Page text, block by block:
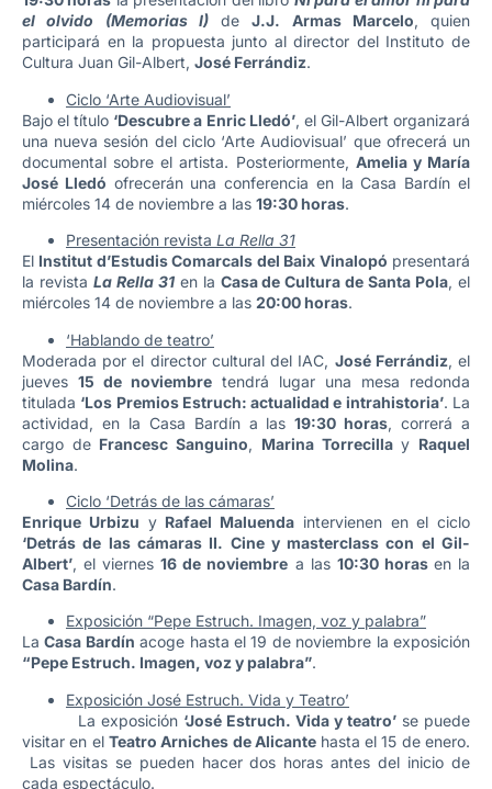
el olvido (Memorias I)deJ.J. Armas Marcelo, quien
participará en la propuesta junto al director del Instituto de
Cultura Juan Gil-Albert, José Ferrándiz.
Ciclo ‘Arte Audiovisual’
Bajo el título ‘Descubre a Enric Lledó’, el Gil-Albert organizará
una nueva sesión del ciclo ‘Arte Audiovisual’ que ofrecerá un
documental sobre el artista. Posteriormente, Amelia y María
José Lledó ofrecerán una conferencia en la Casa Bardín el
miércoles 14 de noviembre a las 19:30 horas.
Presentación revista La Rella 31
El Institut d’Estudis Comarcals del Baix Vinalopó presentará
la revista La Rella 31en la Casa de Cultura de Santa Pola, el
miércoles 14 de noviembre a las 20:00 horas.
‘Hablando de teatro’
Moderada por el director cultural del IAC, José Ferrándiz, el
jueves 15 de noviembre tendrá lugar una mesa redonda
titulada ‘Los Premios Estruch: actualidad e intrahistoria’. La
actividad, en la Casa Bardín a las19:30 horas, correrá a
cargo de Francesc Sanguino, Marina Torrecillay Raquel
Molina.
Ciclo ‘Detrás de las cámaras’
Enrique Urbizu y Rafael Maluenda intervienen en el ciclo
‘Detrás de las cámaras II. Cine y masterclass con el Gil-
Albert’, el viernes16 de noviembre a las 10:30 horas en la
Casa Bardín.
Exposición “Pepe Estruch. Imagen, voz y palabra”
LaCasa Bardín acoge hasta el 19 de noviembre la exposición
“Pepe Estruch. Imagen, voz y palabra”.
Exposición José Estruch. Vida y Teatro’
La exposición ‘José Estruch. Vida y teatro’se puede
visitar en elTeatro Arniches de Alicante hasta el 15 de enero.
Las visitas se pueden hacer dos horas antes del inicio de
cada espectáculo.